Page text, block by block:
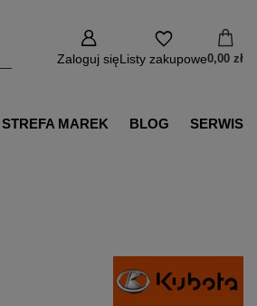
Zaloguj sięListy zakupowe0,00 zł
STREFA MAREK BLOG SERWIS